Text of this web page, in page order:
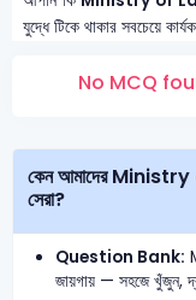
যুদ্ধে টিকে থাকার সবচেয়ে
No MCQ
কেন আমাদের Ministry
সেরা?
Question Bank:
জায়গায় — সহজে খুঁজুন,